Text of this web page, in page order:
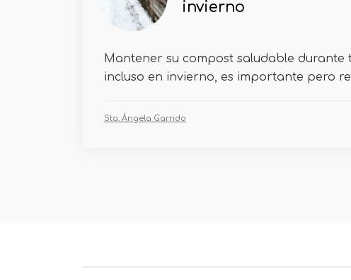
invierno
Mantener su compost saludable durante
incluso en invierno, es importante pero
Sta. Ángela Garrido